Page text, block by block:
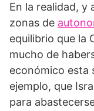
En la realidad, y
zonas de
equilibrio que la
mucho de
económico esta
ejemplo, que
para